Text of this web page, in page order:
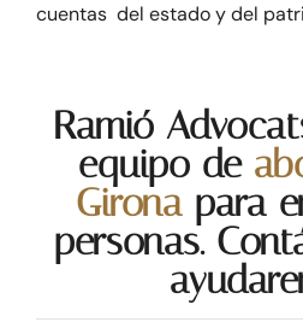
cuentas del estado y del
Ramió
equipo de
Girona para
personas.